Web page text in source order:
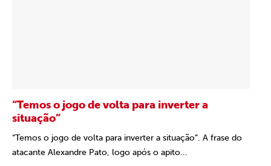
“Temos o jogo de volta para inverter a
situação”
“Temos o jogo de volta para inverter a situação”. A frase do
atacante Alexandre Pato, logo após o apito...